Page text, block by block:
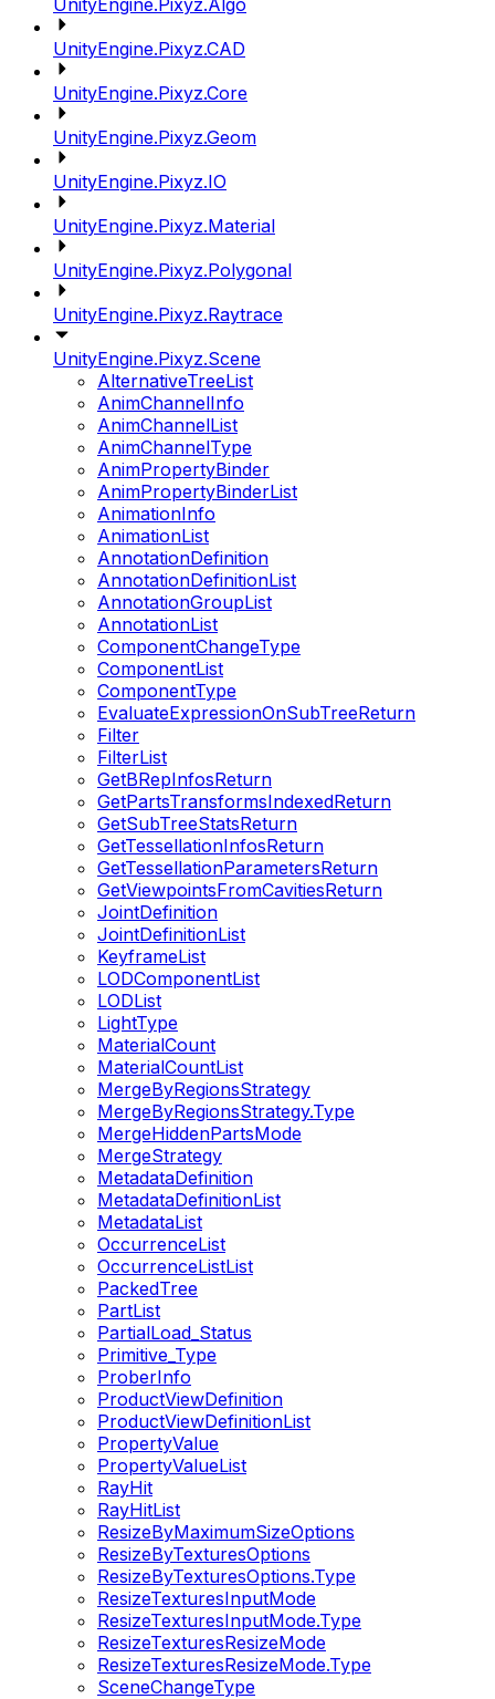
UnityEngine.Pixyz.Algo
UnityEngine.Pixyz.CAD
UnityEngine.Pixyz.Core
UnityEngine.Pixyz.Geom
UnityEngine.Pixyz.IO
UnityEngine.Pixyz.Material
UnityEngine.Pixyz.Polygonal
UnityEngine.Pixyz.Raytrace
UnityEngine.Pixyz.Scene
AlternativeTreeList
AnimChannelInfo
AnimChannelList
AnimChannelType
AnimPropertyBinder
AnimPropertyBinderList
AnimationInfo
AnimationList
AnnotationDefinition
AnnotationDefinitionList
AnnotationGroupList
AnnotationList
ComponentChangeType
ComponentList
ComponentType
EvaluateExpressionOnSubTreeReturn
Filter
FilterList
GetBRepInfosReturn
GetPartsTransformsIndexedReturn
GetSubTreeStatsReturn
GetTessellationInfosReturn
GetTessellationParametersReturn
GetViewpointsFromCavitiesReturn
JointDefinition
JointDefinitionList
KeyframeList
LODComponentList
LODList
LightType
MaterialCount
MaterialCountList
MergeByRegionsStrategy
MergeByRegionsStrategy.Type
MergeHiddenPartsMode
MergeStrategy
MetadataDefinition
MetadataDefinitionList
MetadataList
OccurrenceList
OccurrenceListList
PackedTree
PartList
PartialLoad_Status
Primitive_Type
ProberInfo
ProductViewDefinition
ProductViewDefinitionList
PropertyValue
PropertyValueList
RayHit
RayHitList
ResizeByMaximumSizeOptions
ResizeByTexturesOptions
ResizeByTexturesOptions.Type
ResizeTexturesInputMode
ResizeTexturesInputMode.Type
ResizeTexturesResizeMode
ResizeTexturesResizeMode.Type
SceneChangeType